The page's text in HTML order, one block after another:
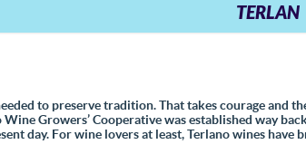
TERLAN
to preserve tradition. That takes courage and
Growers’ Cooperative was established way
day. For wine lovers at least, Terlano wines